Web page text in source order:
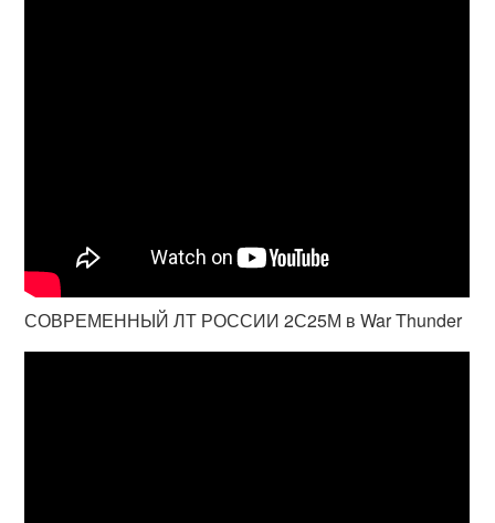
СОВРЕМЕННЫЙ ЛТ РОССИИ 2С25М в War Thunder